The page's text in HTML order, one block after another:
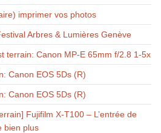
imprimer vos photos
Arbres & Lumières Genève
terrain: Canon MP-E 65mm f/2.8 1-5x
Canon EOS 5Ds (R)
Canon EOS 5Ds (R)
Fujifilm X-T100 – L’entrée de
bien plus